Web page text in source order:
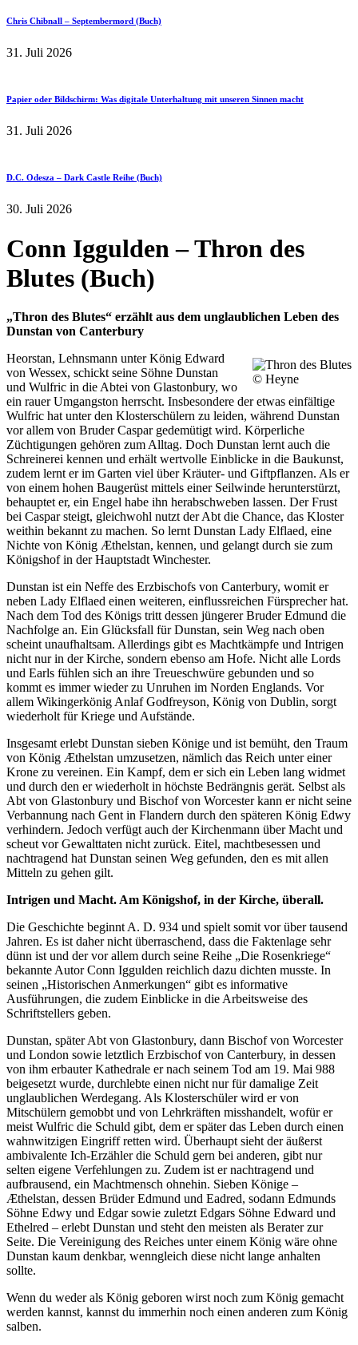
Chris Chibnall – Septembermord (Buch)
31. Juli 2026
Papier oder Bildschirm: Was digitale Unterhaltung mit unseren Sinnen macht
31. Juli 2026
D.C. Odesza – Dark Castle Reihe (Buch)
30. Juli 2026
Conn Iggulden – Thron des
Blutes (Buch)
„Thron des Blutes“ erzählt aus dem unglaublichen Leben des
Dunstan von Canterbury
© Heyne
Heorstan, Lehnsmann unter König Edward
von Wessex, schickt seine Söhne Dunstan
und Wulfric in die Abtei von Glastonbury, wo
ein rauer Umgangston herrscht. Insbesondere der etwas einfältige
Wulfric hat unter den Klosterschülern zu leiden, während Dunstan
vor allem von Bruder Caspar gedemütigt wird. Körperliche
Züchtigungen gehören zum Alltag. Doch Dunstan lernt auch die
Schreinerei kennen und erhält wertvolle Einblicke in die Baukunst,
zudem lernt er im Garten viel über Kräuter- und Giftpflanzen. Als er
von einem hohen Baugerüst mittels einer Seilwinde herunterstürzt,
behauptet er, ein Engel habe ihn herabschweben lassen. Der Frust
bei Caspar steigt, gleichwohl nutzt der Abt die Chance, das Kloster
weithin bekannt zu machen. So lernt Dunstan Lady Elflaed, eine
Nichte von König Æthelstan, kennen, und gelangt durch sie zum
Königshof in der Hauptstadt Winchester.
Dunstan ist ein Neffe des Erzbischofs von Canterbury, womit er
neben Lady Elflaed einen weiteren, einflussreichen Fürsprecher hat.
Nach dem Tod des Königs tritt dessen jüngerer Bruder Edmund die
Nachfolge an. Ein Glücksfall für Dunstan, sein Weg nach oben
scheint unaufhaltsam. Allerdings gibt es Machtkämpfe und Intrigen
nicht nur in der Kirche, sondern ebenso am Hofe. Nicht alle Lords
und Earls fühlen sich an ihre Treueschwüre gebunden und so
kommt es immer wieder zu Unruhen im Norden Englands. Vor
allem Wikingerkönig Anlaf Godfreyson, König von Dublin, sorgt
wiederholt für Kriege und Aufstände.
Insgesamt erlebt Dunstan sieben Könige und ist bemüht, den Traum
von König Æthelstan umzusetzen, nämlich das Reich unter einer
Krone zu vereinen. Ein Kampf, dem er sich ein Leben lang widmet
und durch den er wiederholt in höchste Bedrängnis gerät. Selbst als
Abt von Glastonbury und Bischof von Worcester kann er nicht seine
Verbannung nach Gent in Flandern durch den späteren König Edwy
verhindern. Jedoch verfügt auch der Kirchenmann über Macht und
scheut vor Gewalttaten nicht zurück. Eitel, machtbesessen und
nachtragend hat Dunstan seinen Weg gefunden, den es mit allen
Mitteln zu gehen gilt.
Intrigen und Macht. Am Königshof, in der Kirche, überall.
Die Geschichte beginnt A. D. 934 und spielt somit vor über tausend
Jahren. Es ist daher nicht überraschend, dass die Faktenlage sehr
dünn ist und der vor allem durch seine Reihe „Die Rosenkriege“
bekannte Autor Conn Iggulden reichlich dazu dichten musste. In
seinen „Historischen Anmerkungen“ gibt es informative
Ausführungen, die zudem Einblicke in die Arbeitsweise des
Schriftstellers geben.
Dunstan, später Abt von Glastonbury, dann Bischof von Worcester
und London sowie letztlich Erzbischof von Canterbury, in dessen
von ihm erbauter Kathedrale er nach seinem Tod am 19. Mai 988
beigesetzt wurde, durchlebte einen nicht nur für damalige Zeit
unglaublichen Werdegang. Als Klosterschüler wird er von
Mitschülern gemobbt und von Lehrkräften misshandelt, wofür er
meist Wulfric die Schuld gibt, dem er später das Leben durch einen
wahnwitzigen Eingriff retten wird. Überhaupt sieht der äußerst
ambivalente Ich-Erzähler die Schuld gern bei anderen, gibt nur
selten eigene Verfehlungen zu. Zudem ist er nachtragend und
aufbrausend, ein Machtmensch ohnehin. Sieben Könige –
Æthelstan, dessen Brüder Edmund und Eadred, sodann Edmunds
Söhne Edwy und Edgar sowie zuletzt Edgars Söhne Edward und
Ethelred – erlebt Dunstan und steht den meisten als Berater zur
Seite. Die Vereinigung des Reiches unter einem König wäre ohne
Dunstan kaum denkbar, wenngleich diese nicht lange anhalten
sollte.
Wenn du weder als König geboren wirst noch zum König gemacht
werden kannst, kannst du immerhin noch einen anderen zum König
salben.